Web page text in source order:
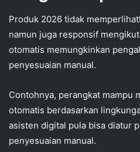
Produk 2026 tidak
namun juga responsif
otomatis memungkinkan
penyesuaian manual.
Contohnya, perangkat mampu
otomatis berdasarkan
asisten digital pula bisa diatur
penyesuaian manual.